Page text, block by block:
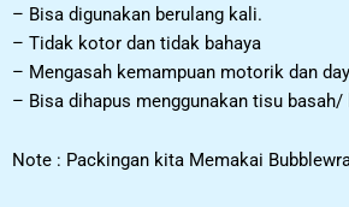
– Bisa digunakan berulang kali.
– Tidak kotor dan tidak bahaya
– Mengasah kemampuan motorik dan
– Bisa dihapus menggunakan tisu basah/
Note : Packingan kita Memakai